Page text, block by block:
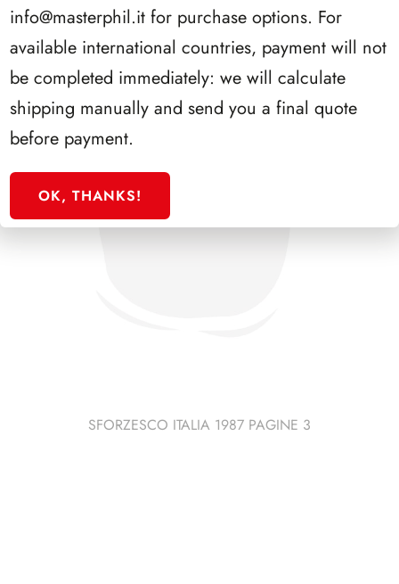
SFORZESCO ITALIA 1987 PAGINE 3
info@masterphil.it for purchase options. For
available international countries, payment will not
be completed immediately: we will calculate
shipping manually and send you a final quote
before payment.
OK, THANKS!